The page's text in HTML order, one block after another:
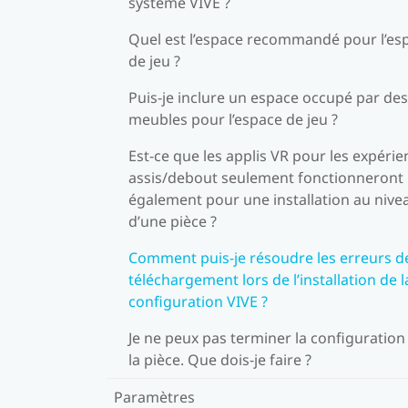
Quel est l’espace recommandé pour
de jeu ?
Puis-je inclure un espace occupé par des
meubles pour l’espace de jeu ?
Est-ce que les applis VR pour les
assis/debout seulement fonctionneront
également pour une installation au
d’une pièce ?
Comment puis-je résoudre les erreurs
téléchargement lors de l’installation de
configuration VIVE ?
Je ne peux pas terminer la
la pièce. Que dois-je faire ?
Paramètres